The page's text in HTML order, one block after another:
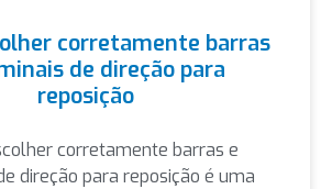
corretamente barras
de direção para
reposição
corretamente barras e
direção para reposição é uma